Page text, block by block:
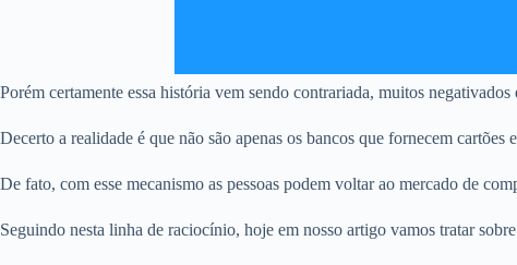
Porém certamente essa história vem sendo contrariada, muitos
Decerto a realidade é que não são apenas os bancos que fornecem
De fato, com esse mecanismo as pessoas podem voltar ao mercado de
Seguindo nesta linha de raciocínio, hoje em nosso artigo vamos tratar